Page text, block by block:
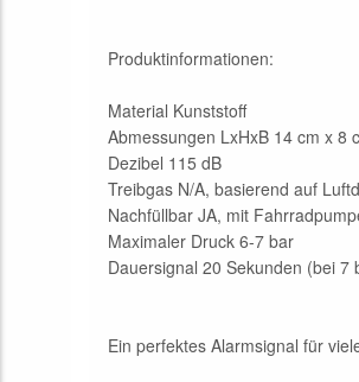
Produktinformationen:
Material Kunststoff
Abmessungen LxHxB 14 cm x 8
Dezibel 115 dB
Treibgas N/A, basierend auf
Nachfüllbar JA, mit
Maximaler Druck 6-7 bar
Dauersignal 20 Sekunden (bei 7
Ein perfektes Alarmsignal für